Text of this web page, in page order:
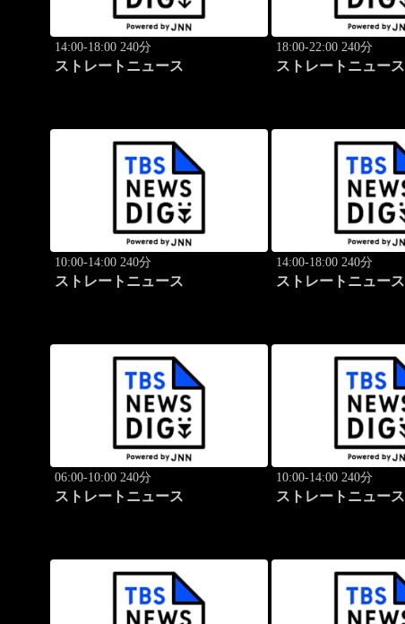
14:00-18:00 240分
ストレートニュース
18:00-22:00 240分
ストレートニュース
10:00-14:00 240分
ストレートニュース
14:00-18:00 240分
ストレートニュース
06:00-10:00 240分
ストレートニュース
10:00-14:00 240分
ストレートニュース